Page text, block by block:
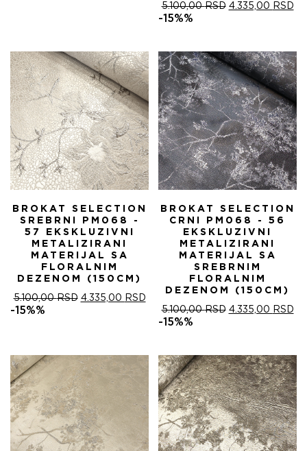
5.100,00RSD ОРИГИНАЛНА
5.100,00 RSD.
4.335,00 RSD
-15%%
BROKAT SELECTION
SREBRNI PM068 -
57 EKSKLUZIVNI
METALIZIRANI
MATERIJAL SA
FLORALNIM
DEZENOM (150CM)
5.100,00RSD ОРИГИНАЛНА
4.335,00 RSDТРЕНУТНА
ЦЕНА
-15%%
BROKAT SELECTION
CRNI PM068 - 56
EKSKLUZIVNI
METALIZIRANI
MATERIJAL SA
SREBRNIM
FLORALNIM
DEZENOM (150CM)
5.100,00RSD ОРИГИНАЛНА
5.100,00 RSD.
4.335,00 RSD
-15%%